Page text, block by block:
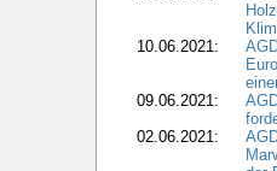
10.06.2021:
09.06.2021:
02.06.2021: